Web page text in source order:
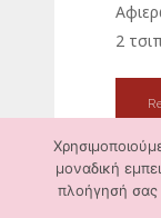
2
μοναδική
πλοήγησή σας